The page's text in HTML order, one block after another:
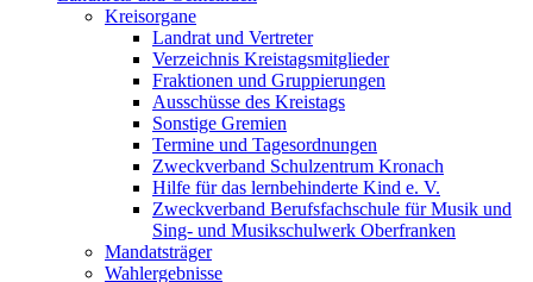
Kreisorgane
Landrat und Vertreter
Verzeichnis Kreistagsmitglieder
Fraktionen und Gruppierungen
Ausschüsse des Kreistags
Sonstige Gremien
Termine und Tagesordnungen
Zweckverband Schulzentrum Kronach
Hilfe für das lernbehinderte Kind e. V.
Zweckverband Berufsfachschule für Musik und
Sing- und Musikschulwerk Oberfranken
Mandatsträger
Wahlergebnisse